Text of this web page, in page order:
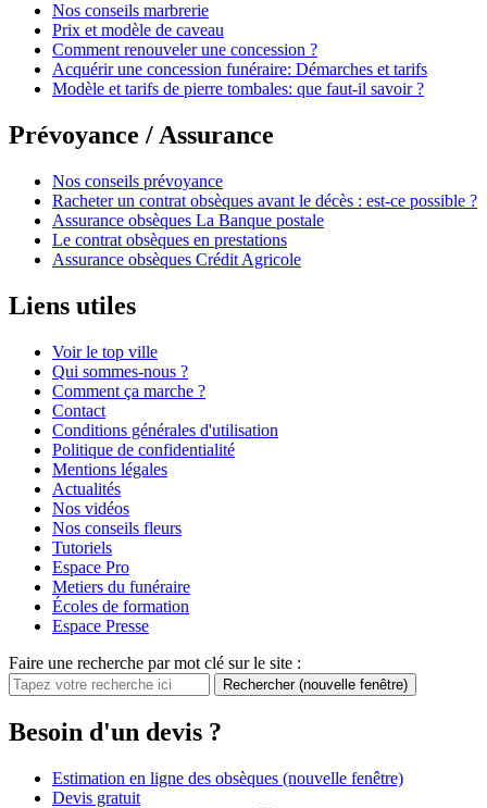
Nos conseils marbrerie
Prix et modèle de caveau
Comment renouveler une concession ?
Acquérir une concession funéraire: Démarches et tarifs
Modèle et tarifs de pierre tombales: que faut-il savoir ?
Prévoyance / Assurance
Nos conseils prévoyance
Racheter un contrat obsèques avant le décès : est-ce possible ?
Assurance obsèques La Banque postale
Le contrat obsèques en prestations
Assurance obsèques Crédit Agricole
Liens utiles
Voir le top ville
Qui sommes-nous ?
Comment ça marche ?
Contact
Conditions générales d'utilisation
Politique de confidentialité
Mentions légales
Actualités
Nos vidéos
Nos conseils fleurs
Tutoriels
Espace Pro
Metiers du funéraire
Écoles de formation
Espace Presse
Faire une recherche par mot clé sur le site :
Rechercher (nouvelle fenêtre)
Besoin d'un devis ?
Estimation en ligne des obsèques (nouvelle fenêtre)
Devis gratuit